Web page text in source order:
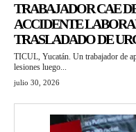
TRABAJADOR CAE
ACCIDENTE
TRASLADADO DE
TICUL, Yucatán. Un trabajador de
lesiones luego...
julio 30, 2026